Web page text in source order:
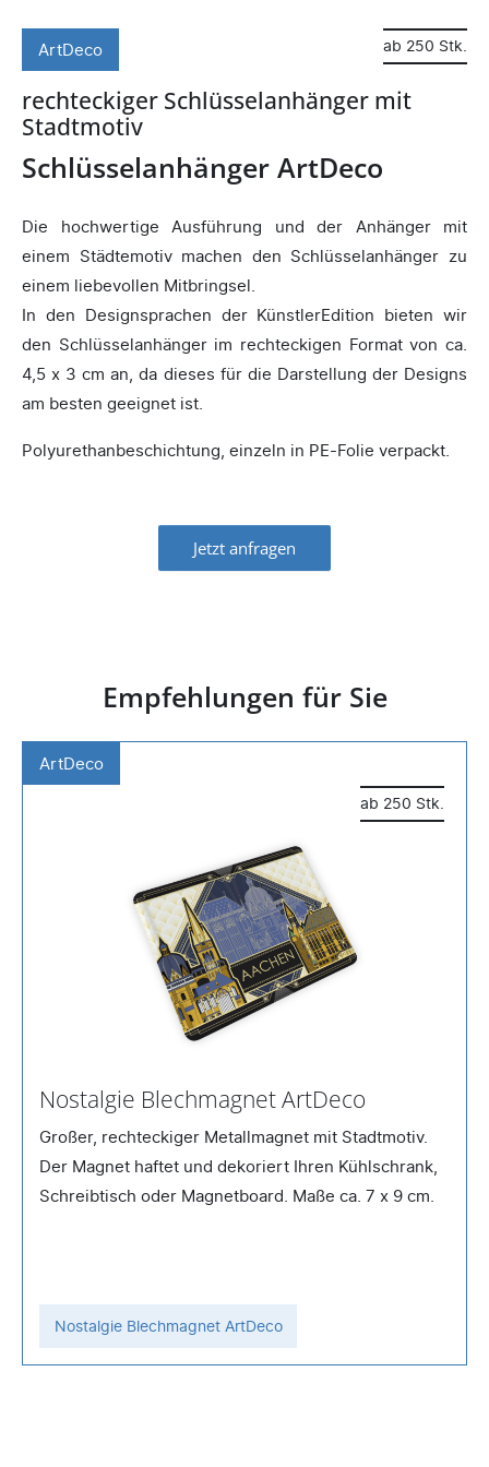
ArtDeco ab 250 Stk.
Schlüsselanhänger ArtDeco
rechteckiger Schlüsselanhänger mit
Stadtmotiv
Die hochwertige Ausführung und der Anhänger mit
einem Städtemotiv machen den Schlüsselanhänger zu
einem liebevollen Mitbringsel.
In den Designsprachen der KünstlerEdition bieten wir
den Schlüsselanhänger im rechteckigen Format von ca.
4,5 x 3 cm an, da dieses für die Darstellung der Designs
am besten geeignet ist.
Polyurethanbeschichtung, einzeln in PE-Folie verpackt.
Jetzt anfragen
Empfehlungen für Sie
ArtDeco
ab 250 Stk.
Nostalgie Blechmagnet ArtDeco
Großer, rechteckiger Metallmagnet mit Stadtmotiv.
Der Magnet haftet und dekoriert Ihren Kühlschrank,
Schreibtisch oder Magnetboard. Maße ca. 7 x 9 cm.
Nostalgie Blechmagnet ArtDeco